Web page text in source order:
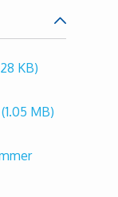
KB)
(1.05 MB)